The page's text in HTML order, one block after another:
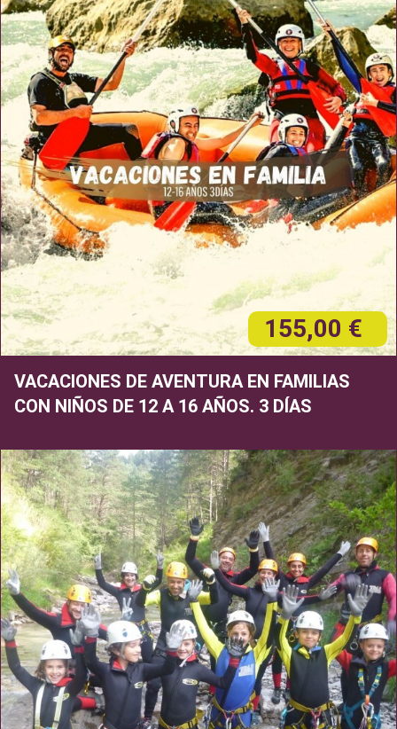
155,00 €
VACACIONES DE AVENTURA EN FAMILIAS
CON NIÑOS DE 12 A 16 AÑOS. 3 DÍAS